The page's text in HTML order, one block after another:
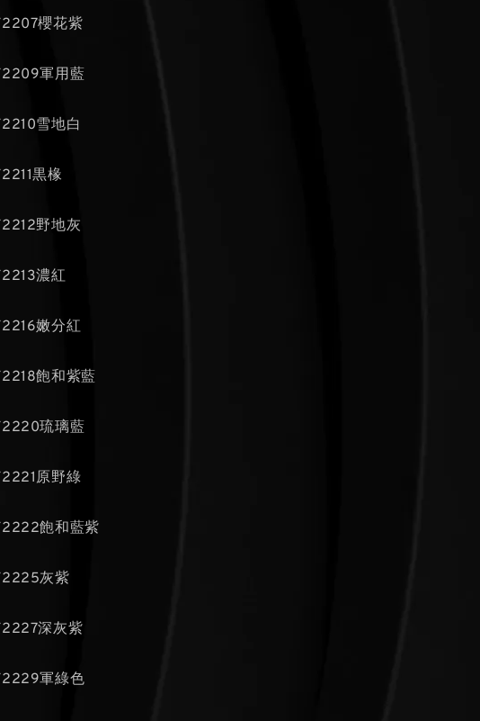
櫻花紫
軍用藍
雪地白
黒椽
野地灰
濃紅
嫩分紅
飽和紫藍
琉璃藍
原野綠
飽和藍紫
灰紫
深灰紫
軍綠色